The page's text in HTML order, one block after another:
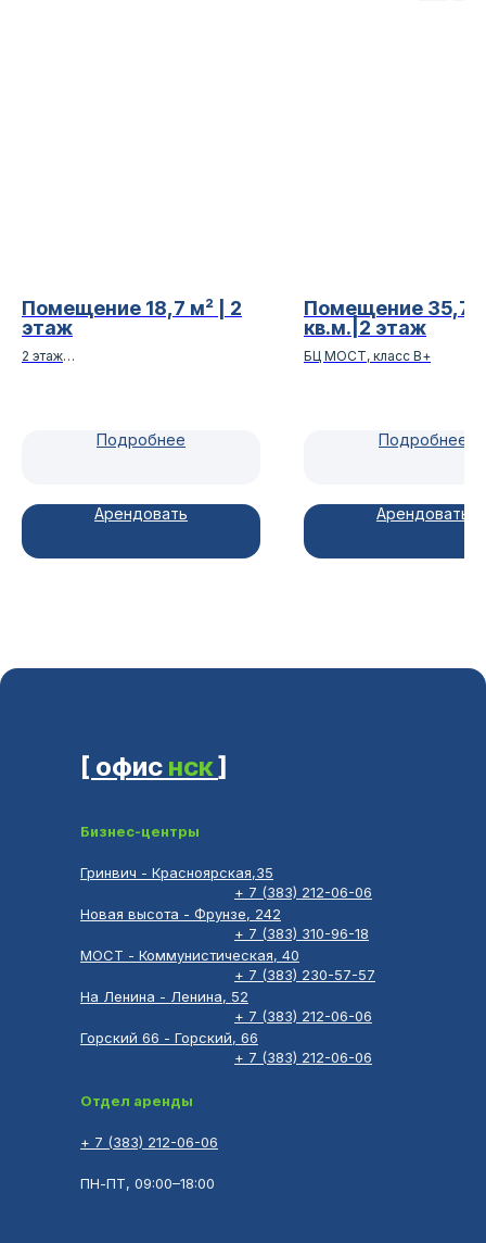
Помещение 18,7 м² | 2
этаж
2 этаж
Подробнее
Арендовать
Помещение 35,72
кв.м.|2 этаж
БЦ МОСТ, класс В+
Подробнее
Арендовать
[ офис нск]
Бизнес-центры
Гринвич - Красноярская,35
Новая высота - Фрунзе, 242
МОСТ - Коммунистическая, 40
На Ленина - Ленина, 52
Горский 66 - Горский, 66
+ 7 (383) 212-06-06
ПН-ПТ, 09:00–18:00
Отдел аренды
+ 7 (383) 212-06-06
+ 7 (383) 310-96-18
+ 7 (383) 230-57-57
+ 7 (383) 212-06-06
+ 7 (383) 212-06-06